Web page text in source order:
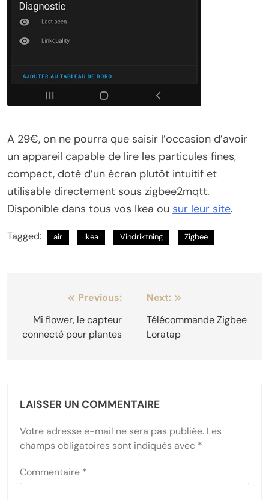
A 29€, on ne pourra que saisir l’occasion d’avoir
un appareil capable de lire les particules fines,
compact, doté d’un écran plutôt intuitif et
utilisable directement sous zigbee2mqtt.
Disponible dans tous vos Ikea ou sur leur site.
Tagged: air ikea Vindriktning Zigbee
Navigation
de
l’article
Previous:
Mi flower, le capteur
connecté pour plantes
Next:
Télécommande Zigbee
Loratap
LAISSER UN COMMENTAIRE
Votre adresse e-mail ne sera pas publiée. Les
champs obligatoires sont indiqués avec *
Commentaire *